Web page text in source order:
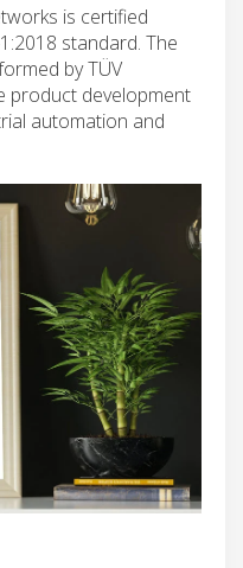
is certified
standard. The
by TÜV
product development
automation and